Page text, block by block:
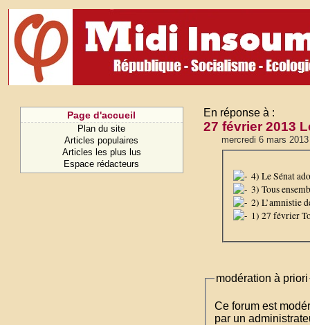
Page d'accueil
Plan du site
Articles populaires
Articles les plus lus
Espace rédacteurs
En réponse à :
27 février 2013
mercredi 6 mars 2013
4) Le Sénat
3) Tous
2) L’amnistie
1) 27 février
modération à priori
Ce forum est
par un